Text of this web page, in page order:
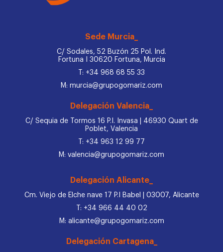
Sede Murcia_
C/ Sodales, 52 Buzón 25 Pol. Ind.
Fortuna I 30620 Fortuna, Murcia
T: +34 968 68 55 33
M: murcia@grupogomariz.com
Delegación Valencia_
C/ Sequia de Tormos 16 P.I. Invasa | 46930 Quart de
Poblet, Valencia
T: +34 963 12 99 77
M: valencia@grupogomariz.com
Delegación Alicante_
Cm. Viejo de Elche nave 17 P.I Babel | 03007, Alicante
T: +34 966 44 40 02
M: alicante@grupogomariz.com
Delegación Cartagena_